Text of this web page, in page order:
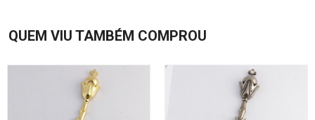
QUEM VIU TAMBÉM COMPROU